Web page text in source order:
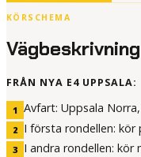
KÖRSCHEMA
Vägbeskrivning
FRÅN NYA E4 UPPSALA:
1 Avfart: Uppsala
2 I första rondellen: kör
3 I andra rondellen: